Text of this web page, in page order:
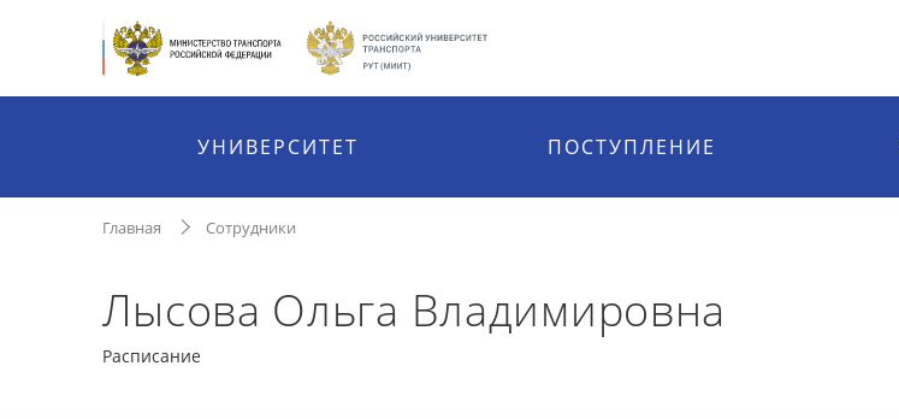
УНИВЕРСИТЕТ ПОСТУПЛЕНИЕ
Главная Сотрудники
Лысова Ольга Владимировна
Расписание